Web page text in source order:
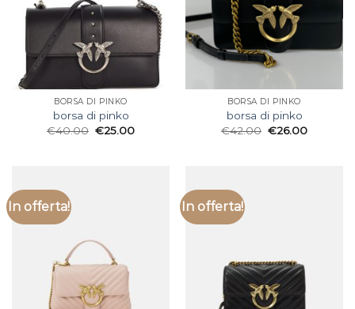
BORSA DI PINKO
borsa di pinko
€40.00 €25.00
BORSA DI PINKO
borsa di pinko
€42.00 €26.00
In offerta! In offerta!